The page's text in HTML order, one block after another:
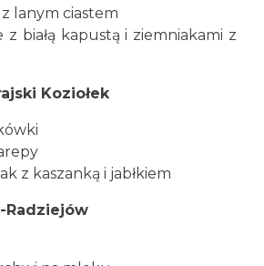
z lanym ciastem
z białą kapustą i ziemniakami z
Koziołek
z kaszanką i jabłkiem
Radziejów